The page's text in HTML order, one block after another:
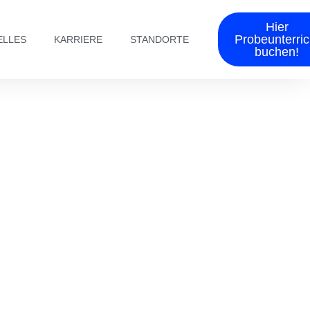
KARRIERE STANDORTE
Hier
buchen!